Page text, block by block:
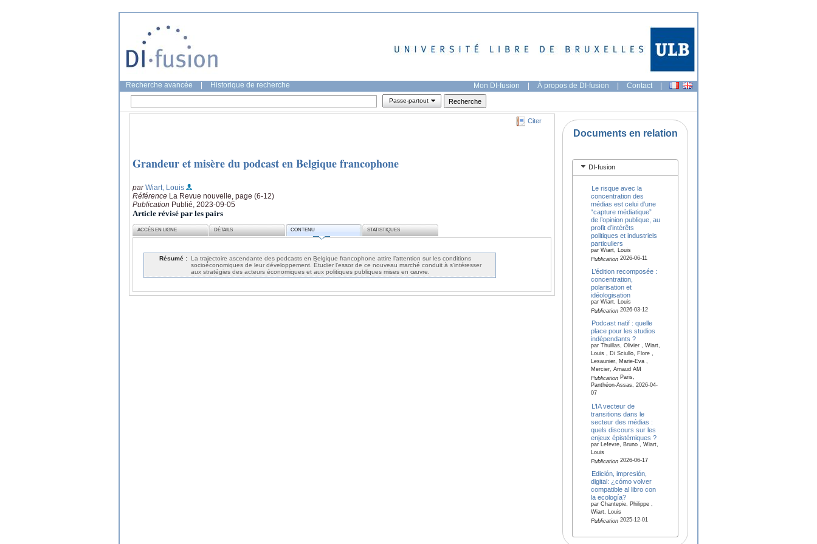
Recherche avancée Historique de recherche Mon DI-fusion | À propos de DI-fusion | Contact |
Passe-partout
Citer
Grandeur et misère du podcast en Belgique francophone
parWiart, Louis
Référence La Revue nouvelle, page (6-12)
Publication Publié, 2023-09-05
Article révisé par les pairs
ACCÈS EN LIGNE DÉTAILS CONTENU STATISTIQUES
Résumé : La trajectoire ascendante des podcasts en Belgique francophone attire l’attention sur les conditions
socioéconomiques de leur développement. Étudier l’essor de ce nouveau marché conduit à s’intéresser
aux stratégies des acteurs économiques et aux politiques publiques mises en œuvre.
Documents en relation
DI-fusion
Le risque avec la
concentration des
médias est celui d’une
“capture médiatique”
de l’opinion publique, au
profit d’intérêts
politiques et industriels
particuliers
par Wiart, Louis
Publication2026-06-11
L’édition recomposée :
concentration,
polarisation et
idéologisation
par Wiart, Louis
Publication2026-03-12
Podcast natif : quelle
place pour les studios
indépendants ?
par Thuillas, Olivier , Wiart,
Louis , Di Sciullo, Flore ,
Lesaunier, Marie-Eva ,
Mercier, Arnaud AM
PublicationParis,
Panthéon-Assas, 2026-04-
07
L’IA vecteur de
transitions dans le
secteur des médias :
quels discours sur les
enjeux épistémiques ?
par Lefevre, Bruno , Wiart,
Louis
Publication2026-06-17
Edición, impresión,
digital: ¿cómo volver
compatible al libro con
la ecología?
par Chantepie, Philippe ,
Wiart, Louis
Publication2025-12-01